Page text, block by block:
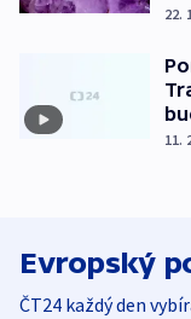
22.
11.
Evropský
ČT24 každý den